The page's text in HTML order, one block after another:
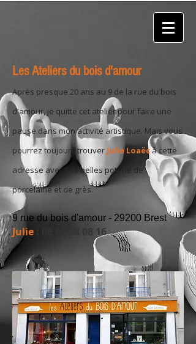
Les Ateliers du bois d'amour
Après presque 20 ans au 9 de la rue du bois
d'amour, je quitte cet atelier pour faire une
pause dans mon activité artistique. Mais vous
pourrez toujours trouver Julie Loaëcà cette
adresse avec ses belles poterie de
porcelaine et de grès.
​9 rue du bois d'amour - 29200 Brest
Julie 06 65 28 08 16